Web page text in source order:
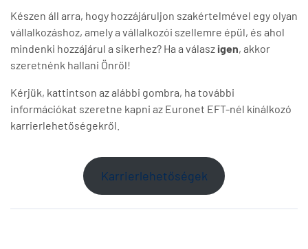
Készen áll arra, hogy hozzájáruljon szakértelmével egy olyan
vállalkozáshoz, amely a vállalkozói szellemre épül, és ahol
mindenki hozzájárul a sikerhez? Ha a válasz igen, akkor
szeretnénk hallani Önről!
Kérjük, kattintson az alábbi gombra, ha további
információkat szeretne kapni az Euronet EFT-nél kínálkozó
karrierlehetőségekről.
Karrierlehetőségek